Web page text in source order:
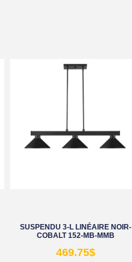
SUSPENDU 3-L LINÉAIRE NOIR-
COBALT 152-MB-MMB
469.75$